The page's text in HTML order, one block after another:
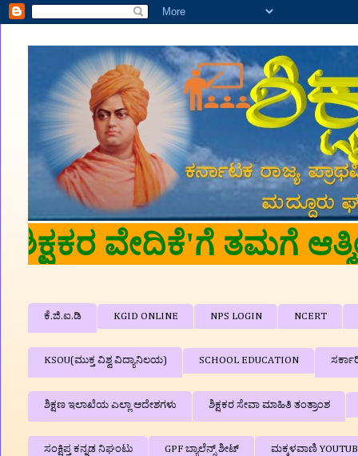
ಕೆ.ಜಿ.ಐ.ಡಿ KGID ONLINE NPS LOGIN NCERT
KSOU(ಮುಕ್ತ ವಿಶ್ವ ವಿದ್ಯಾನಿಲಯ) SCHOOL EDUCATION
ಶಿಕ್ಷಣ ಇಲಾಖೆಯ ಎಲ್ಲಾ ಆದೇಶಗಳು ಶಿಕ್ಷಕರ ಸೇವಾ ಮಾಹಿತಿ ತಂತ್ರಾಂಶ
ಸಂಕ್ಷಿಪ್ತ ಕನ್ನಡ ನಿಘಂಟು GPF ಬ್ಯಾಲೆನ್ಸ್‌ ಶೀಟ್ ಮಕ್ಕಳವಾಣಿ